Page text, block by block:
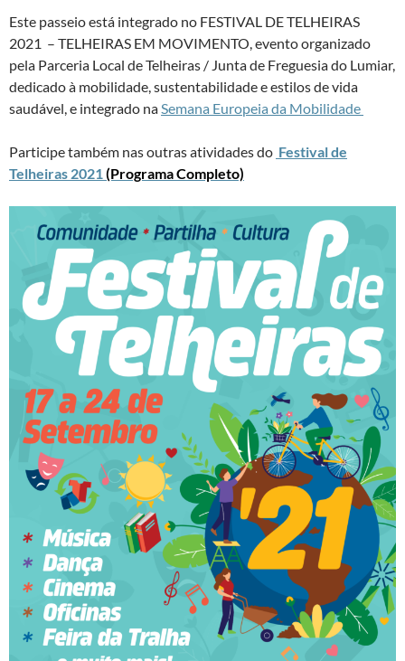
Este passeio está integrado no FESTIVAL DE TELHEIRAS
2021 – TELHEIRAS EM MOVIMENTO, evento organizado
pela Parceria Local de Telheiras / Junta de Freguesia do Lumiar,
dedicado à mobilidade, sustentabilidade e estilos de vida
saudável, e integrado naSemana Europeia da Mobilidade
Participe também nas outras atividades do Festival de
Telheiras 2021(Programa Completo)